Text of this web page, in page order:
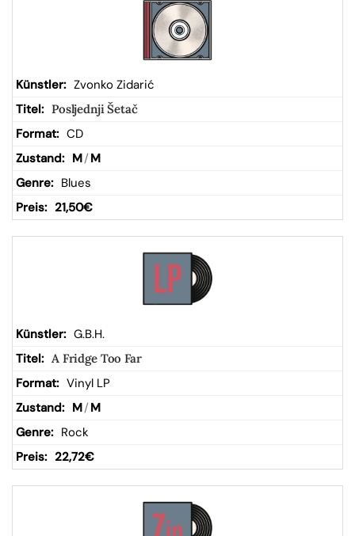
Zvonko Zidarić
Posljednji Šetač
CD
M/ M
Blues
21,50€
G.B.H.
A Fridge Too Far
Vinyl LP
M/ M
Rock
22,72€